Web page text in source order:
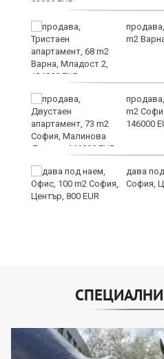
m2
m2
146000
дава
София,